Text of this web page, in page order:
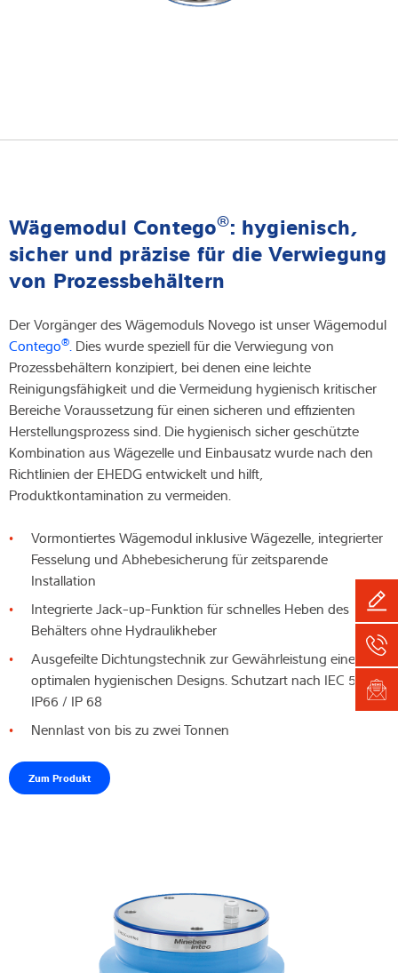
Wägemodul Contego®: hygienisch,
sicher und präzise für die Verwiegung
von Prozessbehältern
Der Vorgänger des Wägemoduls Novego ist unser Wägemodul
Contego®. Dies wurde speziell für die Verwiegung von
Prozessbehältern konzipiert, bei denen eine leichte
Reinigungsfähigkeit und die Vermeidung hygienisch kritischer
Bereiche Voraussetzung für einen sicheren und effizienten
Herstellungsprozess sind. Die hygienisch sicher geschützte
Kombination aus Wägezelle und Einbausatz wurde nach den
Richtlinien der EHEDG entwickelt und hilft,
Produktkontamination zu vermeiden.
Vormontiertes Wägemodul inklusive Wägezelle, integrierter
Fesselung und Abhebesicherung für zeitsparende
Installation
Integrierte Jack-up-Funktion für schnelles Heben des
Behälters ohne Hydraulikheber
Ausgefeilte Dichtungstechnik zur Gewährleistung eines
optimalen hygienischen Designs. Schutzart nach IEC 529:
IP66 / IP 68
Nennlast von bis zu zwei Tonnen
Zum Produkt